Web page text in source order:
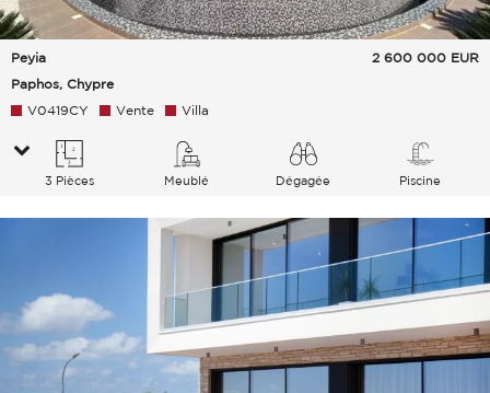
Peyia
Paphos, Chypre
2 600 000 EUR
V0419CY Vente Villa
3 Pièces Meublé Dégagée Piscine